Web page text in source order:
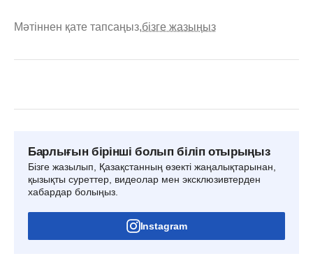
Мәтіннен қате тапсаңыз,бізге жазыңыз
Барлығын бірінші болып біліп отырыңыз
Бізге жазылып, Қазақстанның өзекті жаңалықтарынан,
қызықты суреттер, видеолар мен эксклюзивтерден
хабардар болыңыз.
Instagram